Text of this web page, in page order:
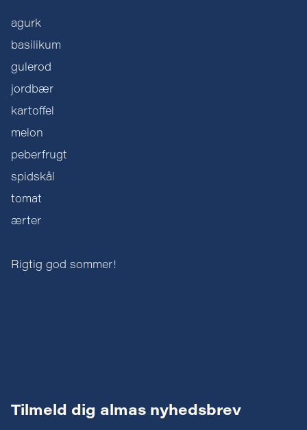
agurk
basilikum
gulerod
jordbær
kartoffel
melon
peberfrugt
spidskål
tomat
ærter
Rigtig god sommer!
Tilmeld dig almas nyhedsbrev